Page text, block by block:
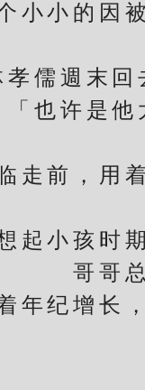
小的因被
週末回去
「也许是
「
前，用着
小孩时期
哥哥
纪增长，